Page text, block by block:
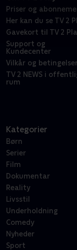
Priser og
Her kan du se TV 2
Gavekort til TV 2
Support og
Kundecenter
Vilkår og
TV 2 NEWS i
rum
Kategorier
Børn
Serier
Film
Dokumentar
Reality
Livsstil
Underholdning
Comedy
Nyheder
Sport